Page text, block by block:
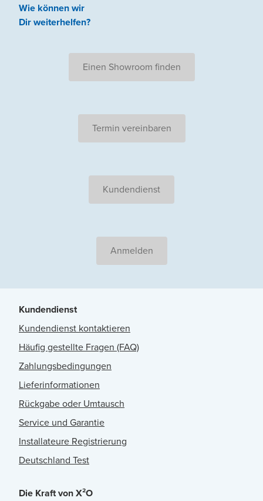
Wie können wir
Dir weiterhelfen?
Einen Showroom finden
Termin vereinbaren
Kundendienst
Anmelden
Kundendienst
Kundendienst kontaktieren
Häufig gestellte Fragen (FAQ)
Zahlungsbedingungen
Lieferinformationen
Rückgabe oder Umtausch
Service und Garantie
Installateure Registrierung
Deutschland Test
Die Kraft von X²O